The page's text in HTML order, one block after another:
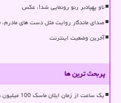
ناو پهپادبر رنو رونمایی شد!، عکس
صدای ماندگار روایت مثل دست های
آخرین وضعیت اینترنت
پربحث ترین ها
یک ساعت از زمان ایلان ماسک 100 میلیون دلار می ارزد؟